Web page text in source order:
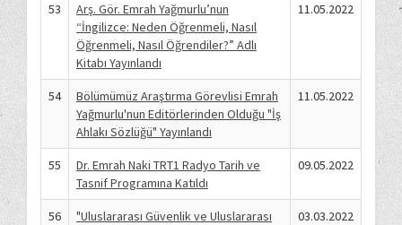
53
Arş. Gör. Emrah Yağmurlu’nun
“İngilizce: Neden Öğrenmeli, Nasıl
Öğrenmeli, Nasıl Öğrendiler?” Adlı
Kitabı Yayınlandı
11.05.2022
54
Bölümümüz Araştırma Görevlisi Emrah
Yağmurlu'nun Editörlerinden Olduğu "İş
Ahlakı Sözlüğü" Yayınlandı
11.05.2022
55
Dr. Emrah Naki TRT1 Radyo Tarih ve
Tasnif Programına Katıldı
09.05.2022
56
"Uluslararası Güvenlik ve Uluslararası
03.03.2022